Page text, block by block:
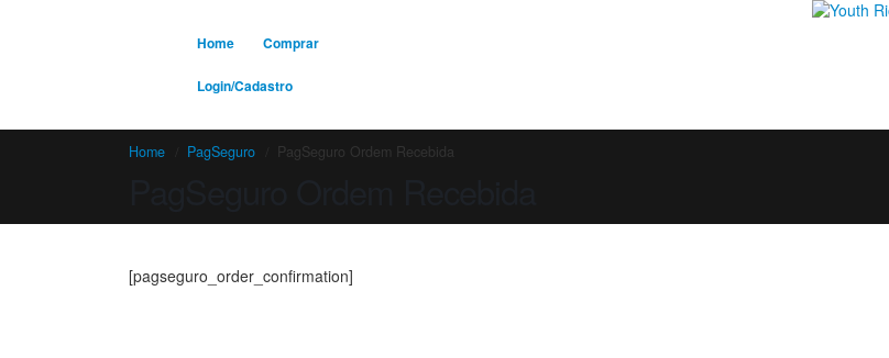
Home Comprar
Login/Cadastro
Home PagSeguro PagSeguro Ordem Recebida
[pagseguro_order_confirmation]